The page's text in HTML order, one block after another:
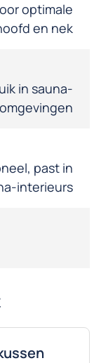
optimale
en nek
in sauna-
omgevingen
past in
interieurs